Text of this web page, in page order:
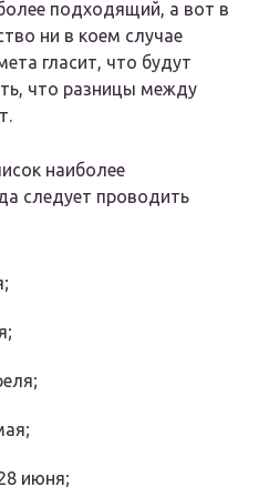
подходящий, а вот в
ни в коем случае
гласит, что будут
что разницы между
наиболее
следует проводить
июня;